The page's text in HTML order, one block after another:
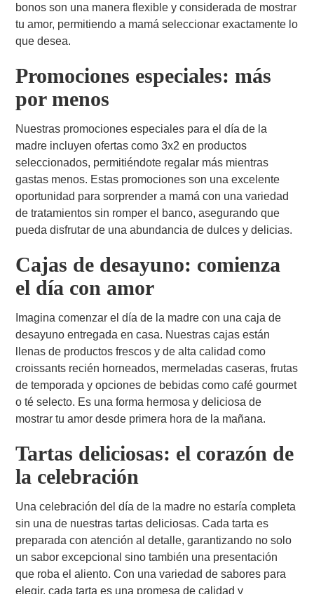
bonos son una manera flexible y considerada de mostrar
tu amor, permitiendo a mamá seleccionar exactamente lo
que desea.
Promociones especiales: más
por menos
Nuestras promociones especiales para el día de la
madre incluyen ofertas como 3x2 en productos
seleccionados, permitiéndote regalar más mientras
gastas menos. Estas promociones son una excelente
oportunidad para sorprender a mamá con una variedad
de tratamientos sin romper el banco, asegurando que
pueda disfrutar de una abundancia de dulces y delicias.
Cajas de desayuno: comienza
el día con amor
Imagina comenzar el día de la madre con una caja de
desayuno entregada en casa. Nuestras cajas están
llenas de productos frescos y de alta calidad como
croissants recién horneados, mermeladas caseras, frutas
de temporada y opciones de bebidas como café gourmet
o té selecto. Es una forma hermosa y deliciosa de
mostrar tu amor desde primera hora de la mañana.
Tartas deliciosas: el corazón de
la celebración
Una celebración del día de la madre no estaría completa
sin una de nuestras tartas deliciosas. Cada tarta es
preparada con atención al detalle, garantizando no solo
un sabor excepcional sino también una presentación
que roba el aliento. Con una variedad de sabores para
elegir, cada tarta es una promesa de calidad y